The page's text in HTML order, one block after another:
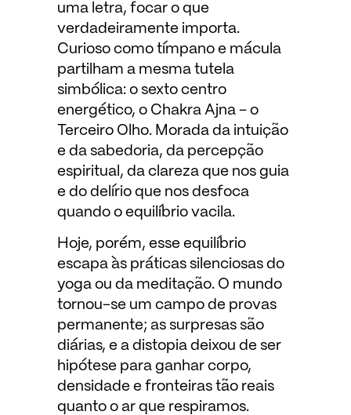
uma letra, focar o que
verdadeiramente importa.
Curioso como tímpano e mácula
partilham a mesma tutela
simbólica: o sexto centro
energético, o Chakra Ajna – o
Terceiro Olho. Morada da intuição
e da sabedoria, da percepção
espiritual, da clareza que nos guia
e do delírio que nos desfoca
quando o equilíbrio vacila.
Hoje, porém, esse equilíbrio
escapa às práticas silenciosas do
yoga ou da meditação. O mundo
tornou-se um campo de provas
permanente; as surpresas são
diárias, e a distopia deixou de ser
hipótese para ganhar corpo,
densidade e fronteiras tão reais
quanto o ar que respiramos.